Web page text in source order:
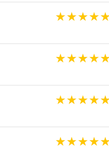
★★★★
★★★★
★★★★
★★★★